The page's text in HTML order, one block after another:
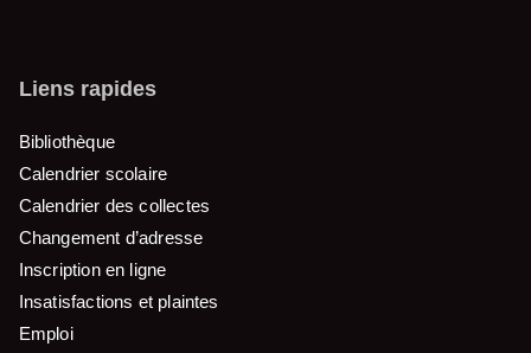
Liens rapides
Bibliothèque
Calendrier scolaire
Calendrier des collectes
Changement d’adresse
Inscription en ligne
Insatisfactions et plaintes
Emploi